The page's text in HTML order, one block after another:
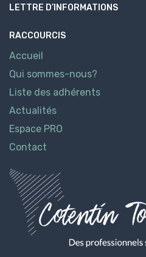
LETTRE D’INFORMATIONS
RACCOURCIS
Accueil
Qui sommes-nous?
Liste des adhérents
Actualités
Espace PRO
Contact